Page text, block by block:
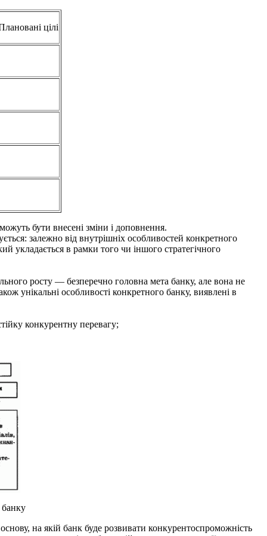
цілі
бути внесені зміни і доповнення.
залежно від внутрішніх особливостей конкретного
укладається в рамки того чи іншого стратегічного
росту — безпе­речно головна мета банку, але вона не
унікальні особливості конкретного банку, ви­явлені в
конкурент­ну перевагу;
банку
на якій банк буде розвивати конкурентоспроможність